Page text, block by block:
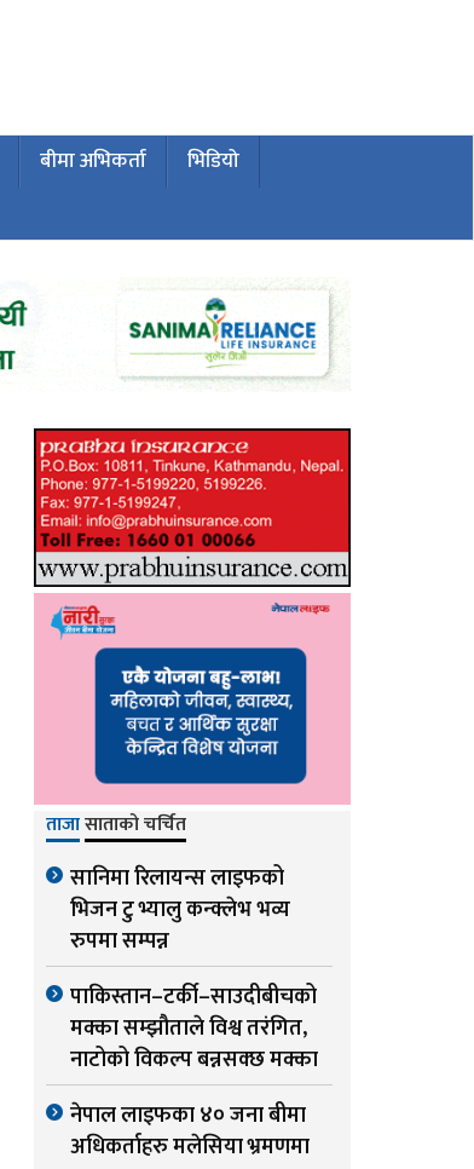
बीमा अभिकर्ता
भिडियो
ताजासाताको चर्चित
सानिमा रिलायन्स लाइफको
भिजन टु भ्यालु कन्क्लेभ भव्य
रुपमा सम्पन्न
पाकिस्तान–टर्की–साउदीबीचको
मक्का सम्झौताले विश्व तरंगित,
नाटोको विकल्प बन्नसक्छ मक्का
नेपाल लाइफका ४० जना बीमा
अधिकर्ताहरु मलेसिया भ्रमणमा